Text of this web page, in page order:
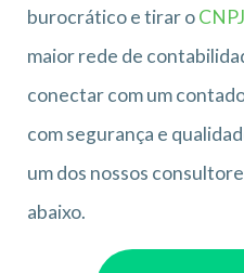
burocrático e tirar oCNPJ
maior rede de
conectar com um
com segurança e
um dos nossos
abaixo.